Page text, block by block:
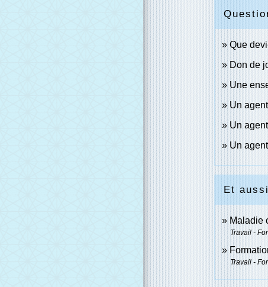
Que
Don de
Une
Un
Un
Un
Et aussi
Maladie
Travail -
Travail -